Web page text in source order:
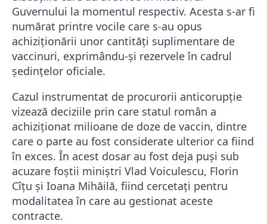
Guvernului la momentul respectiv. Acesta s-ar fi
numărat printre vocile care s-au opus
achiziționării unor cantități suplimentare de
vaccinuri, exprimându-și rezervele în cadrul
ședințelor oficiale.
Cazul instrumentat de procurorii anticorupție
vizează deciziile prin care statul român a
achiziționat milioane de doze de vaccin, dintre
care o parte au fost considerate ulterior ca fiind
în exces. În acest dosar au fost deja puși sub
acuzare foștii miniștri Vlad Voiculescu, Florin
Cîțu și Ioana Mihăilă, fiind cercetați pentru
modalitatea în care au gestionat aceste
contracte.